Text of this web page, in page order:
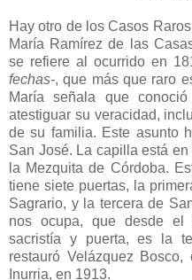
Hay otro de los Casos
María Ramírez de las
se refiere al ocurrido en
fechas-, que más que raro
María señala que
atestiguar su veracidad,
de su familia. Este asunto
San José. La capilla está
la Mezquita de Córdoba.
tiene siete puertas, la
Sagrario, y la tercera de
nos ocupa, que desde
sacristía y puerta, es la
restauró Velázquez
Inurria, en 1913.